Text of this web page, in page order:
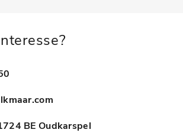
BE Oudkarspel